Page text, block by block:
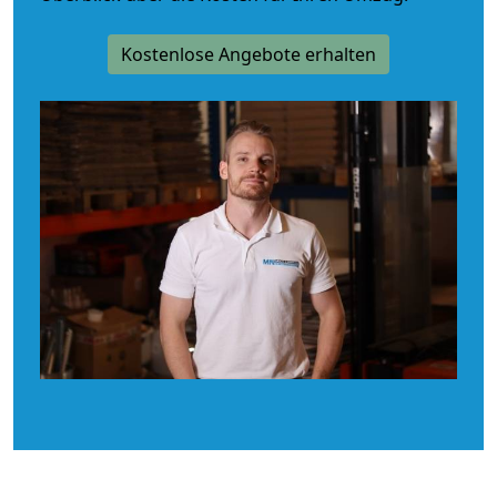
Kostenlose Angebote erhalten